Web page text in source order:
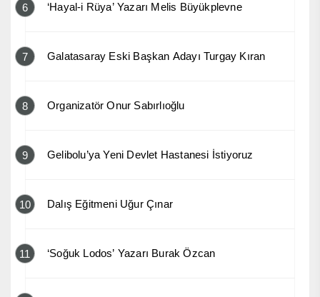
6 ‘Hayal-i Rüya’ Yazarı Melis Büyükplevne
7 Galatasaray Eski Başkan Adayı Turgay Kıran
8 Organizatör Onur Sabırlıoğlu
9 Gelibolu’ya Yeni Devlet Hastanesi İstiyoruz
10 Dalış Eğitmeni Uğur Çınar
11 ‘Soğuk Lodos’ Yazarı Burak Özcan